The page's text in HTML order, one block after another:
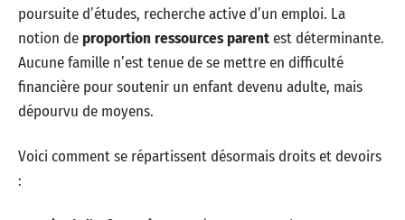
poursuite d’études, recherche active d’un emploi. La
notion deproportion ressources parentest déterminante.
Aucune famille n’est tenue de se mettre en difficulté
financière pour soutenir un enfant devenu adulte, mais
dépourvu de moyens.
Voici comment se répartissent désormais droits et devoirs
: